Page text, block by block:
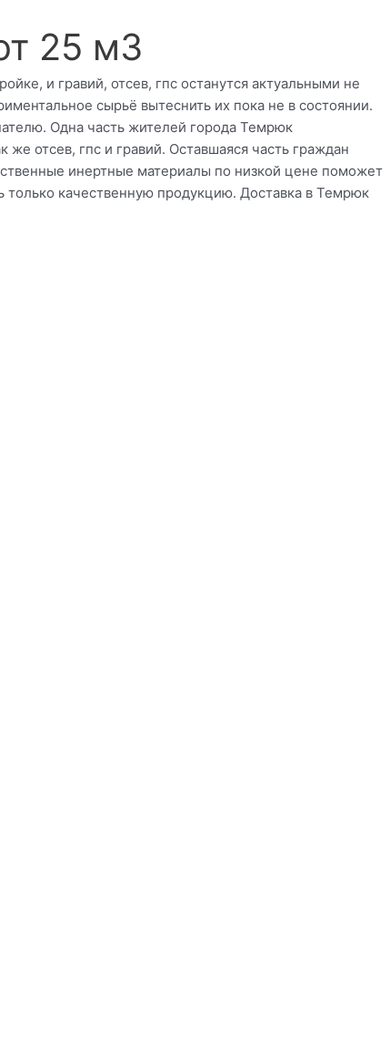
25 м3
и гравий, отсев, гпс останутся актуальными не
сырьё вытеснить их пока не в состоянии.
Одна часть жителей города Темрюк
отсев, гпс и гравий. Оставшаяся часть граждан
инертные материалы по низкой цене поможет
только качественную продукцию. Доставка в Темрюк